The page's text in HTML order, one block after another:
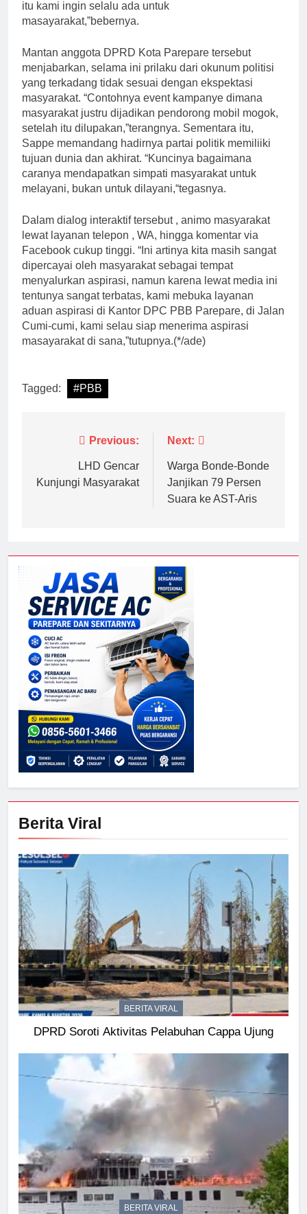
itu kami ingin selalu ada untuk
masayarakat,”bebernya.
Mantan anggota DPRD Kota Parepare tersebut
menjabarkan, selama ini prilaku dari okunum politisi
yang terkadang tidak sesuai dengan ekspektasi
masyarakat. “Contohnya event kampanye dimana
masyarakat justru dijadikan pendorong mobil mogok,
setelah itu dilupakan,”terangnya. Sementara itu,
Sappe memandang hadirnya partai politik memiliiki
tujuan dunia dan akhirat. “Kuncinya bagaimana
caranya mendapatkan simpati masyarakat untuk
melayani, bukan untuk dilayani,“tegasnya.
Dalam dialog interaktif tersebut , animo masyarakat
lewat layanan telepon , WA, hingga komentar via
Facebook cukup tinggi. “Ini artinya kita masih sangat
dipercayai oleh masyarakat sebagai tempat
menyalurkan aspirasi, namun karena lewat media ini
tentunya sangat terbatas, kami mebuka layanan
aduan aspirasi di Kantor DPC PBB Parepare, di Jalan
Cumi-cumi, kami selau siap menerima aspirasi
masayarakat di sana,”tutupnya.(*/ade)
Tagged: #PBB
NavigasiPrevious:
LHD Gencar
Kunjungi Masyarakat
Next:
Warga Bonde-Bonde
Janjikan 79 Persen
Suara ke AST-Aris
Berita Viral
BERITA VIRAL
DPRD Soroti Aktivitas Pelabuhan Cappa Ujung
BERITA VIRAL